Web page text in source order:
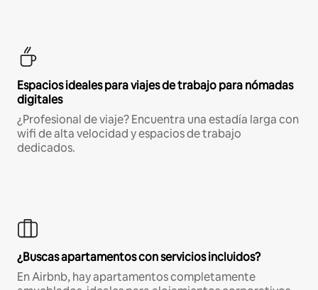
Espacios ideales para viajes de trabajo para nómadas
digitales
¿Profesional de viaje? Encuentra una estadía larga con
wifi de alta velocidad y espacios de trabajo
dedicados.
¿Buscas apartamentos con servicios incluidos?
En Airbnb, hay apartamentos completamente